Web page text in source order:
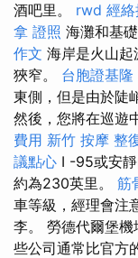
酒吧里。 rwd 經
拿 證照 海灘和基
作文 海岸是火山
狹窄。 台胞證基隆
東側，但是由於陡
然後，您將在巡遊
費用 新竹 按摩 整
議點心 I -95或安靜
約為230英里。 筋
車等級，經理會注
李。 勞德代爾堡
些公司通常比官方